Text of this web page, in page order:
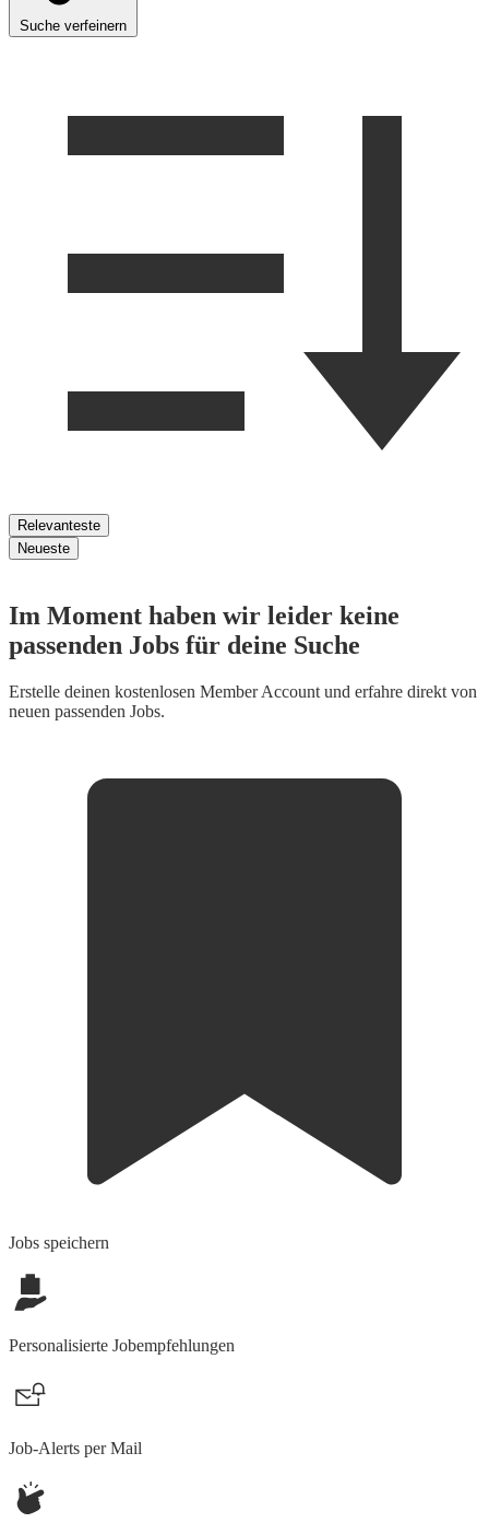
Suche verfeinern
Relevanteste
Neueste
Im Moment haben wir leider keine
passenden Jobs für deine Suche
Erstelle deinen kostenlosen Member Account und erfahre direkt von
neuen passenden Jobs.
Jobs speichern
Personalisierte Jobempfehlungen
Job-Alerts per Mail